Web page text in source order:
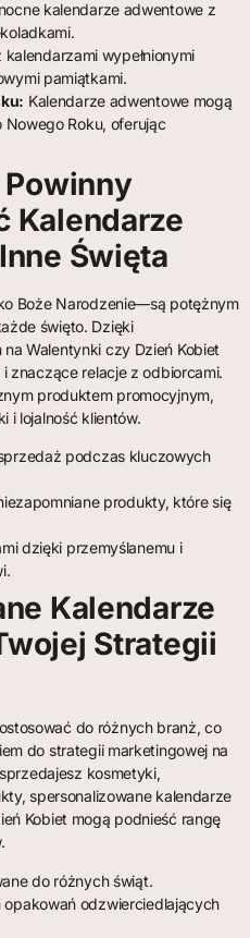
kalendarze adwentowe z
kalendarzami wypełnionymi
pamiątkami.
Kalendarze adwentowe mogą
Nowego Roku, oferując
Kalendarze
Święta
Boże Narodzenie—są potężnym
święto. Dzięki
Walentynki czy Dzień Kobiet
znaczące relacje z odbiorcami.
produktem promocyjnym,
i lojalność klientów.
podczas kluczowych
produkty, które się
dzięki przemyślanemu i
Kalendarze
Strategii
do różnych branż, co
do strategii marketingowej na
kosmetyki,
spersonalizowane kalendarze
Kobiet mogą podnieść rangę
do różnych świąt.
odzwierciedlających